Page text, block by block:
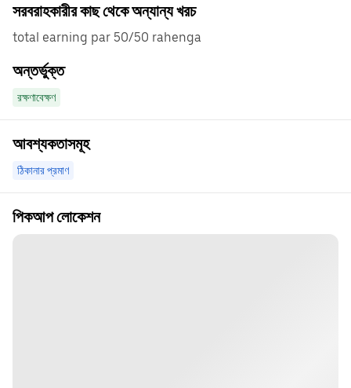
সরবরাহকারীর কাছ থেকে অন্যান্য খরচ
total earning par 50/50 rahenga
অন্তর্ভুক্ত
রক্ষণাবেক্ষণ
আবশ্যকতাসমূহ
ঠিকানার প্রমাণ
পিকআপ লোকেশন